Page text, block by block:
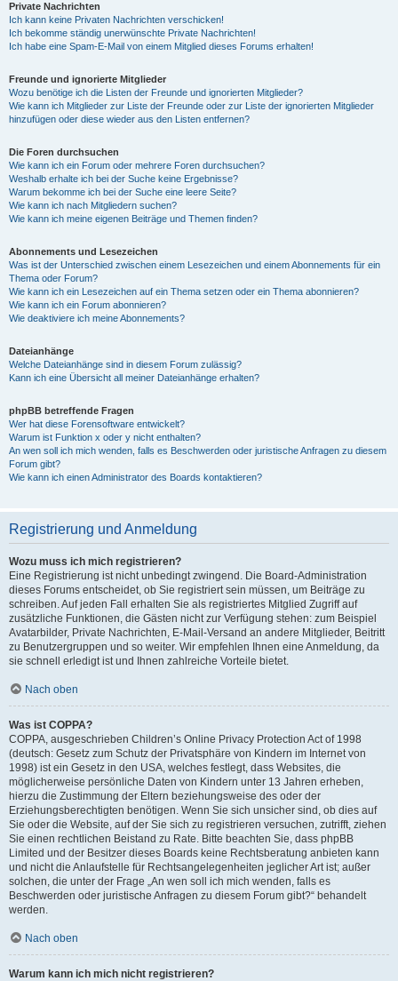
Private Nachrichten
Ich kann keine Privaten Nachrichten verschicken!
Ich bekomme ständig unerwünschte Private Nachrichten!
Ich habe eine Spam-E-Mail von einem Mitglied dieses Forums erhalten!
Freunde und ignorierte Mitglieder
Wozu benötige ich die Listen der Freunde und ignorierten Mitglieder?
Wie kann ich Mitglieder zur Liste der Freunde oder zur Liste der ignorierten Mitglieder
hinzufügen oder diese wieder aus den Listen entfernen?
Die Foren durchsuchen
Wie kann ich ein Forum oder mehrere Foren durchsuchen?
Weshalb erhalte ich bei der Suche keine Ergebnisse?
Warum bekomme ich bei der Suche eine leere Seite?
Wie kann ich nach Mitgliedern suchen?
Wie kann ich meine eigenen Beiträge und Themen finden?
Abonnements und Lesezeichen
Was ist der Unterschied zwischen einem Lesezeichen und einem Abonnements für ein
Thema oder Forum?
Wie kann ich ein Lesezeichen auf ein Thema setzen oder ein Thema abonnieren?
Wie kann ich ein Forum abonnieren?
Wie deaktiviere ich meine Abonnements?
Dateianhänge
Welche Dateianhänge sind in diesem Forum zulässig?
Kann ich eine Übersicht all meiner Dateianhänge erhalten?
phpBB betreffende Fragen
Wer hat diese Forensoftware entwickelt?
Warum ist Funktion x oder y nicht enthalten?
An wen soll ich mich wenden, falls es Beschwerden oder juristische Anfragen zu diesem
Forum gibt?
Wie kann ich einen Administrator des Boards kontaktieren?
Registrierung und Anmeldung
Wozu muss ich mich registrieren?
Eine Registrierung ist nicht unbedingt zwingend. Die Board-Administration
dieses Forums entscheidet, ob Sie registriert sein müssen, um Beiträge zu
schreiben. Auf jeden Fall erhalten Sie als registriertes Mitglied Zugriff auf
zusätzliche Funktionen, die Gästen nicht zur Verfügung stehen: zum Beispiel
Avatarbilder, Private Nachrichten, E-Mail-Versand an andere Mitglieder, Beitritt
zu Benutzergruppen und so weiter. Wir empfehlen Ihnen eine Anmeldung, da
sie schnell erledigt ist und Ihnen zahlreiche Vorteile bietet.
Nach oben
Was ist COPPA?
COPPA, ausgeschrieben Children’s Online Privacy Protection Act of 1998
(deutsch: Gesetz zum Schutz der Privatsphäre von Kindern im Internet von
1998) ist ein Gesetz in den USA, welches festlegt, dass Websites, die
möglicherweise persönliche Daten von Kindern unter 13 Jahren erheben,
hierzu die Zustimmung der Eltern beziehungsweise des oder der
Erziehungsberechtigten benötigen. Wenn Sie sich unsicher sind, ob dies auf
Sie oder die Website, auf der Sie sich zu registrieren versuchen, zutrifft, ziehen
Sie einen rechtlichen Beistand zu Rate. Bitte beachten Sie, dass phpBB
Limited und der Besitzer dieses Boards keine Rechtsberatung anbieten kann
und nicht die Anlaufstelle für Rechtsangelegenheiten jeglicher Art ist; außer
solchen, die unter der Frage „An wen soll ich mich wenden, falls es
Beschwerden oder juristische Anfragen zu diesem Forum gibt?“ behandelt
werden.
Nach oben
Warum kann ich mich nicht registrieren?